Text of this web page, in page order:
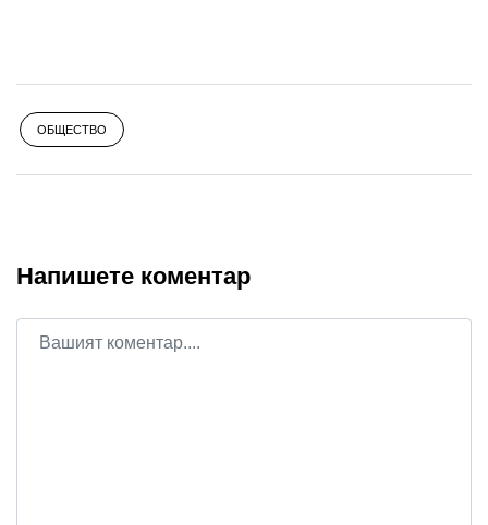
ОБЩЕСТВО
Напишете коментар